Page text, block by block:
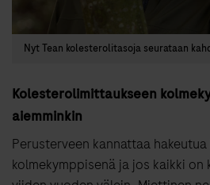
Nyt Tean kolesterolitasoja seurataan
Kolesterolimittaukseen
aiemminkin
Perusterveen kannattaa
kolmekymppisenä ja jos kaikki on